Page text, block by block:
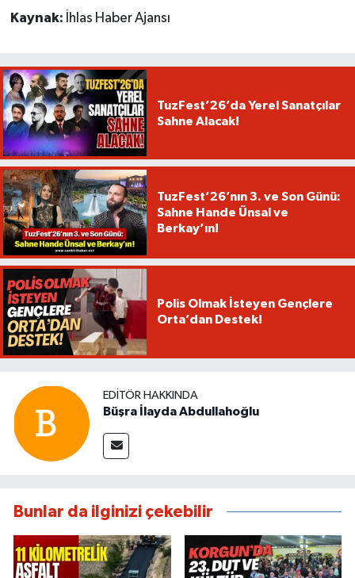
Kaynak: İhlas Haber Ajansı
TuzFest’26’da Yerel Sanatçılar
Sahne Alacak!
TuzFest’26’nın 3. ve Son Günü:
Sahne Hande Ünsal ve
Berkay’ın!
Polis Olmak İsteyen Gençlere
Orta’dan Destek!
EDITÖR HAKKINDA
Büşra İlayda Abdullahoğlu
Bunlar da ilginizi çekebilir